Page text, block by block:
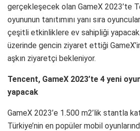
gerçekleşecek olan GameX 2023’te
oyununun tanıtımını yanı sıra
çeşitli etkinliklere ev sahipliği
üzerinde gencin ziyaret ettiği
aşkın ziyaretçi bekleniyor.
Tencent, GameX 2023’te 4 yeni
yapacak
GameX 2023’e 1.500 m2’lik stantla
Türkiye’nin en popüler mobil